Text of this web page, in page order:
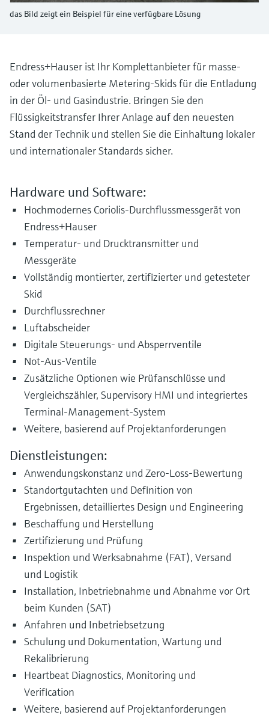
Device Viewer
Ersatzteilsuche
Ersatzteile anhand von Produktwurzel,
Bestellcode oder Seriennummer finden
Füllstandsmessung
Alle ansehen
Analysatoren für Härte, Eisen,
Mikrowellentransmission
Memosens-Technologie
Alle ansehen
das Bild zeigt ein Beispiel für eine verfügbare Lösung
Endress+Hauser ist Ihr Komplettanbieter für masse-
oder volumenbasierte Metering-Skids für die Entladung
in der Öl- und Gasindustrie. Bringen Sie den
Flüssigkeitstransfer Ihrer Anlage auf den neuesten
Stand der Technik und stellen Sie die Einhaltung lokaler
und internationaler Standards sicher.
Hardware und Software:
Hochmodernes Coriolis-Durchflussmessgerät von
Endress+Hauser
Temperatur- und Drucktransmitter und
Messgeräte
Vollständig montierter, zertifizierter und getesteter
Skid
Durchflussrechner
Luftabscheider
Digitale Steuerungs- und Absperrventile
Not-Aus-Ventile
Zusätzliche Optionen wie Prüfanschlüsse und
Vergleichszähler, Supervisory HMI und integriertes
Terminal-Management-System
Weitere, basierend auf Projektanforderungen
Dienstleistungen:
Anwendungskonstanz und Zero-Loss-Bewertung
Standortgutachten und Definition von
Ergebnissen, detailliertes Design und Engineering
Beschaffung und Herstellung
Zertifizierung und Prüfung
Inspektion und Werksabnahme (FAT), Versand
und Logistik
Installation, Inbetriebnahme und Abnahme vor Ort
beim Kunden (SAT)
Anfahren und Inbetriebsetzung
Schulung und Dokumentation, Wartung und
Rekalibrierung
Heartbeat Diagnostics, Monitoring und
Verification
Weitere, basierend auf Projektanforderungen